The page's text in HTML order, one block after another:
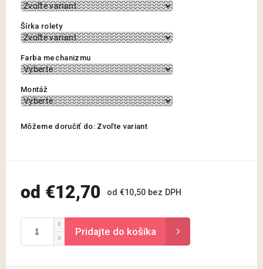
od €12,70 od €10,50 bez DPH
Šírka rolety
Farba mechanizmu
Montáž
Môžeme doručiť do: Zvoľte variant